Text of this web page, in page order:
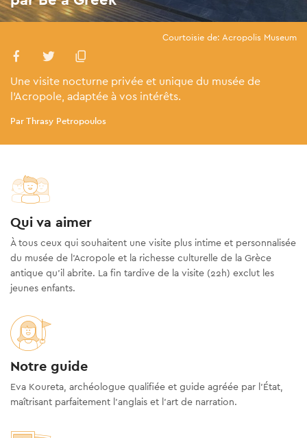
Courtoisie de: Acropolis Museum
Une visite nocturne privée et unique du musée de
l'Acropole, adaptée à vos intérêts.
Par Thrasy Petropoulos
Qui va aimer
À tous ceux qui souhaitent une visite plus intime et personnalisée
du musée de l'Acropole et la richesse culturelle de la Grèce
antique qu’il abrite. La fin tardive de la visite (22h) exclut les
jeunes enfants.
Notre guide
Eva Koureta, archéologue qualifiée et guide agréée par l’État,
maîtrisant parfaitement l’anglais et l’art de narration.